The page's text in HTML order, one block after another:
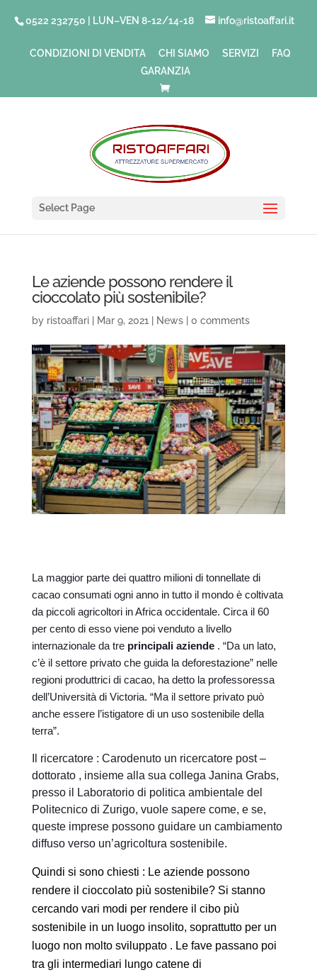
0522 232750 | LUN–VEN 8-12/14-18 info@ristoaffari.it
CONDIZIONI DI VENDITA CHI SIAMO SERVIZI
FAQ
GARANZIA
Select Page
Le aziende possono rendere il
cioccolato più sostenibile?
by ristoaffari| Mar 9, 2021 News| 0 comments
La maggior parte dei quattro milioni di tonnellate di
cacao consumati ogni anno in tutto il mondo è coltivata
da piccoli agricoltori in Africa occidentale. Circa il 60
per cento di esso viene poi venduto a livello
internazionale da tre principali aziende . “Da un lato,
c’è il settore privato che guida la deforestazione” nelle
regioni produttrici di cacao, ha detto la professoressa
dell’Università di Victoria. “Ma il settore privato può
anche essere l’istigatore di un uso sostenibile della
terra”.
Il ricercatore : Carodenuto un ricercatore post –
dottorato , insieme alla sua collega Janina Grabs,
presso il Laboratorio di politica ambientale del
Politecnico di Zurigo, vuole sapere come, e se,
queste imprese possono guidare un cambiamento
diffuso verso un’agricoltura sostenibile.
Quindi si sono chiesti : Le aziende possono
rendere il cioccolato più sostenibile? Si stanno
cercando vari modi per rendere il cibo più
sostenibile in un luogo insolito, soprattutto per un
luogo non molto sviluppato . Le fave passano poi
tra gli intermediari lungo catene di